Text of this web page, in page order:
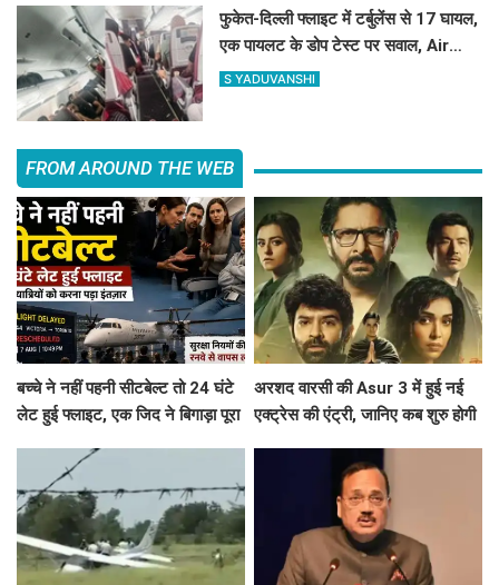
फुकेत-दिल्ली फ्लाइट में टर्बुलेंस से 17 घायल,
एक पायलट के डोप टेस्ट पर सवाल, Air
India ने क्या कहा?
S YADUVANSHI
FROM AROUND THE WEB
बच्चे ने नहीं पहनी सीटबेल्ट तो 24 घंटे
लेट हुई फ्लाइट, एक जिद ने बिगाड़ा पूरा
अरशद वारसी की Asur 3 में हुई नई
एक्ट्रेस की एंट्री, जानिए कब शुरु होगी